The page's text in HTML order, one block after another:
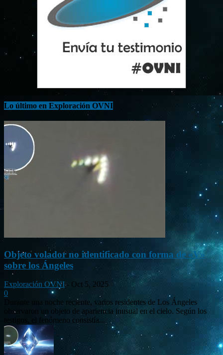
Lo último en Exploración OVNI
Objeto volador no identificado con forma de «V»
sobre los Ángeles
Exploración OVNI - Oct 5, 2025
0
Durante una noche reciente, varios residentes de Los Ángeles
observaron un objeto de apariencia inusual en el cielo. Según los
testigos, el fenómeno consistía...